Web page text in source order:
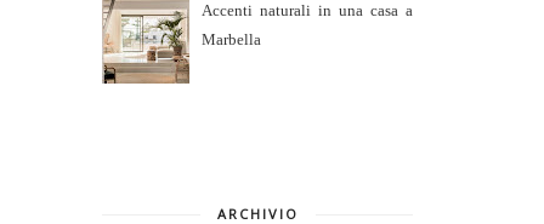
Accenti naturali in una casa a
Marbella
ARCHIVIO